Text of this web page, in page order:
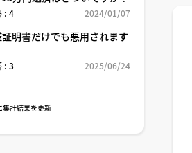
: 4 2024/01/07
明書だけでも悪用されます
: 3 2025/06/24
計結果を更新